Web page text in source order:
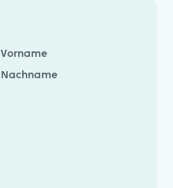
Vorname
Nachname